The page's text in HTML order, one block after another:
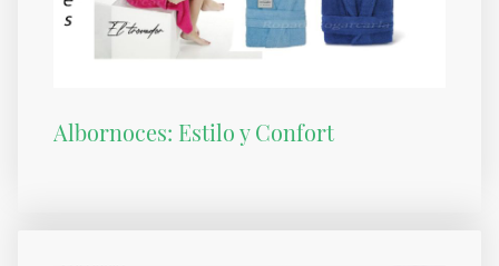
Albornoces: Estilo y Confort